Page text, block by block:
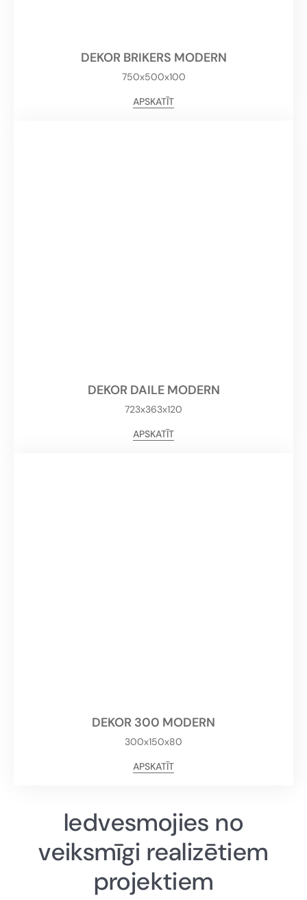
DEKOR BRIKERS MODERN
750x500x100
APSKATĪT
DEKOR DAILE MODERN
723x363x120
APSKATĪT
DEKOR 300 MODERN
300x150x80
APSKATĪT
Iedvesmojies no
veiksmīgi realizētiem
projektiem